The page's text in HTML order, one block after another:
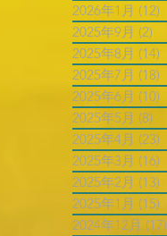
2026年1月 (12)
2025年9月 (2)
2025年8月 (14)
2025年7月 (18)
2025年6月 (10)
2025年5月 (8)
2025年4月 (23)
2025年3月 (16)
2025年2月 (13)
2025年1月 (15)
2024年12月 (17)